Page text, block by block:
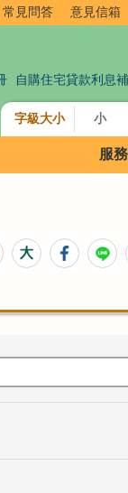
常見問答 意見信箱
自購住宅貸款利息
字級大小 小
服